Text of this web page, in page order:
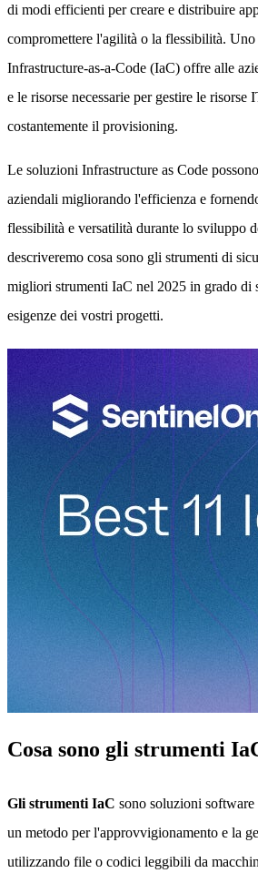
di modi efficienti per creare e distribuire
compromettere l'agilità o la flessibilità.
Infrastructure-as-a-Code (IaC) offre alle
e le risorse necessarie per gestire le risorse
costantemente il provisioning.
Le soluzioni Infrastructure as Code
aziendali migliorando l'efficienza e
flessibilità e versatilità durante lo sviluppo
descriveremo cosa sono gli strumenti di
migliori strumenti IaC nel 2025 in grado di
esigenze dei vostri progetti.
Cosa sono gli strumenti
Gli strumenti IaC sono soluzioni
un metodo per l'approvvigionamento e la
utilizzando file o codici leggibili da